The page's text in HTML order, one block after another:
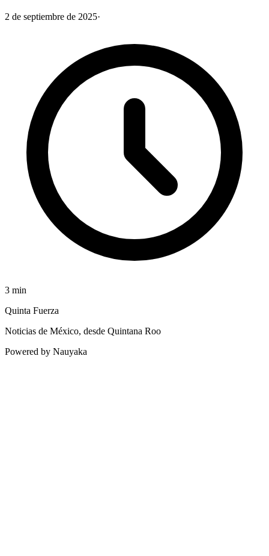
2 de septiembre de 2025·
3 min
Quinta Fuerza
Noticias de México, desde Quintana Roo
Powered by Nauyaka